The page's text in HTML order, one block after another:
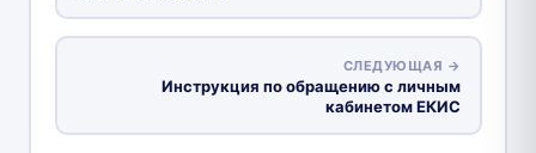
СЛЕДУЮЩАЯ →
Инструкция по обращению с личным
кабинетом ЕКИС